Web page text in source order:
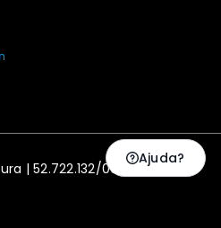
| 52.722.132/0001-20
Ajuda?